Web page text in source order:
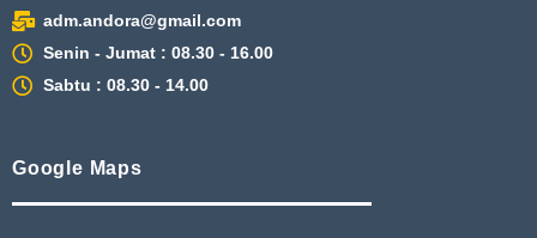
adm.andora@gmail.com
Senin - Jumat : 08.30 - 16.00
Sabtu : 08.30 - 14.00
Google Maps